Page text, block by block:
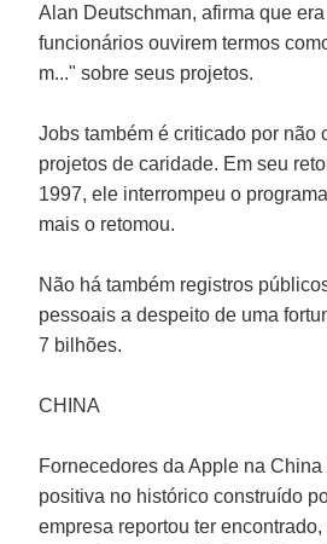
Alan Deutschman, afirma que
funcionários ouvirem termos
m..." sobre seus projetos.
Jobstambém é criticado por não
projetos de caridade. Em seu
1997, ele interrompeu o
mais o retomou.
Não há também registros
pessoais a despeito de uma
7 bilhões.
CHINA
Fornecedores daApple na China
positiva no histórico construído
empresa reportou ter